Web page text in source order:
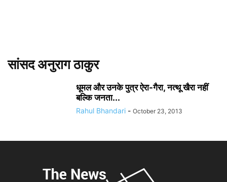
सांसद अनुराग ठाकुर
धूमल और उनके पुत्र ऐरा-गैरा, नत्थू खैरा नहीं
बल्कि जनता...
Rahul Bhandari - October 23, 2013